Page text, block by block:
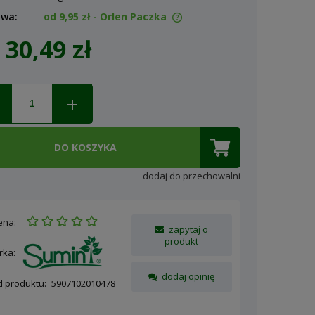
od 9,95 zł - Orlen Paczka
nie zawiera ewentualnych
płatności
30,49 zł
DO KOSZYKA
dodaj do przechowalni
produktu: 5907102010478
zapytaj o
produkt
dodaj opinię